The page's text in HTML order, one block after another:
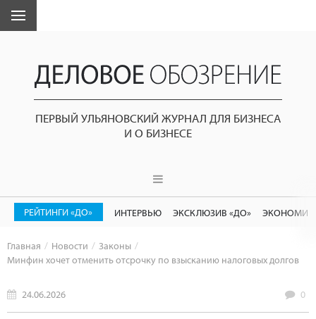
ПЕРВЫЙ УЛЬЯНОВСКИЙ ЖУРНАЛ ДЛЯ БИЗНЕСА
И О БИЗНЕСЕ
РЕЙТИНГИ «ДО» ИНТЕРВЬЮ ЭКСКЛЮЗИВ «ДО»
Главная Новости
Законы
Минфин хочет отменить отсрочку по взысканию налоговых долгов
24.06.2026 0